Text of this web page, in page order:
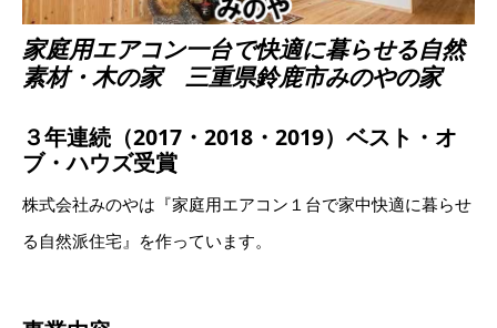
家庭用エアコン一台で快適に暮らせる自然
素材・木の家 三重県鈴鹿市みのやの家
３年連続（2017・2018・2019）ベスト・オ
ブ・ハウズ受賞
株式会社みのやは『家庭用エアコン１台で家中快適に暮らせ
る自然派住宅』を作っています。